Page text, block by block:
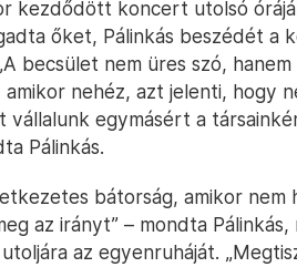
kezdődött koncert utolsó
őket, Pálinkás beszédét a
becsület nem üres szó,
nehéz, azt jelenti, hogy
vállalunk egymásért a
Pálinkás.
bátorság, amikor nem
az irányt” – mondta
az egyenruháját.